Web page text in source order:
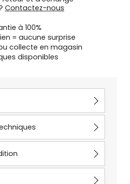
Contactez-nous
à 100%
= aucune surprise
collecte en magasin
disponibles